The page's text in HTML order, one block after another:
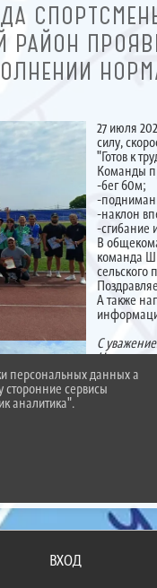
РАЙОН
27 июля
силу,
"Готов к
Команды
-бег 60м;
-
-наклон
-сгибание
В
команда
сельского
А также
С
Начальник
Власенко
тел. 8
тел. 8
г.
ВХОД
персональных данных а
сторонние сервисы
аналитика".